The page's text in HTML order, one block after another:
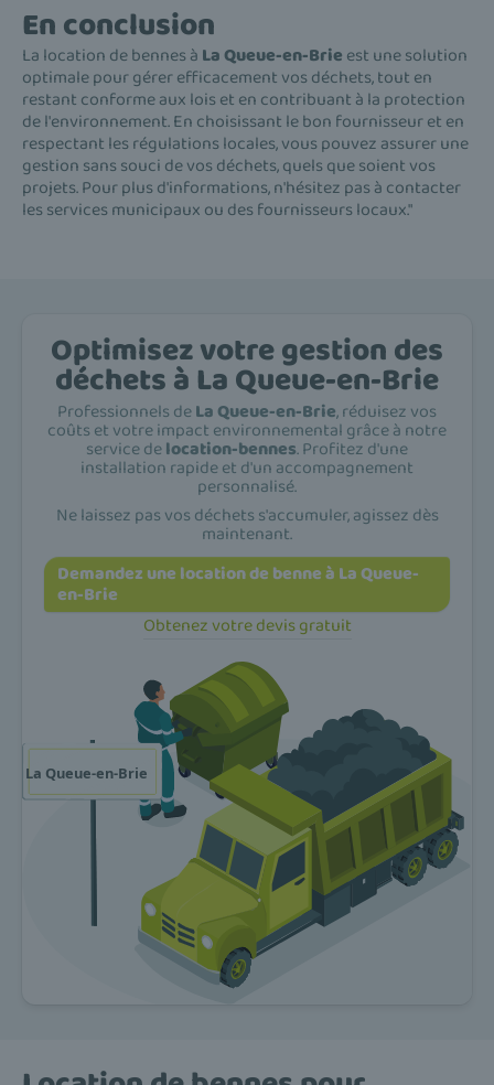
En conclusion
La location de bennes à La Queue-en-Brie est une solution
optimale pour gérer efficacement vos déchets, tout en
restant conforme aux lois et en contribuant à la protection
de l'environnement. En choisissant le bon fournisseur et en
respectant les régulations locales, vous pouvez assurer une
gestion sans souci de vos déchets, quels que soient vos
projets. Pour plus d'informations, n'hésitez pas à contacter
les services municipaux ou des fournisseurs locaux."
Optimisez votre gestion des
déchets à La Queue-en-Brie
Professionnels deLa Queue-en-Brie, réduisez vos
coûts et votre impact environnemental grâce à notre
service delocation-bennes. Profitez d'une
installation rapide et d'un accompagnement
personnalisé.
Ne laissez pas vos déchets s'accumuler, agissez dès
maintenant.
Demandez une location de benne à La Queue-
en-Brie
Obtenez votre devis gratuit